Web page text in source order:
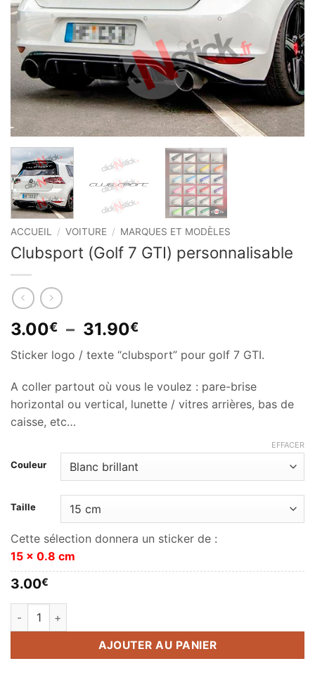
ACCUEIL / VOITURE / MARQUES ET MODÈLES
Clubsport (Golf 7 GTI) personnalisable
3.00€ – 31.90€Plage
prix :
3.00€
à
31.90€
Sticker logo / texte “clubsport” pour golf 7 GTI.
A coller partout où vous le voulez : pare-brise
horizontal ou vertical, lunette / vitres arrières, bas de
caisse, etc…
Couleur
Taille
EFFACER
Cette sélection donnera un sticker de :
15 x 0.8 cm
3.00€
quantité de Clubsport (Golf 7 GTI) personnalisable
AJOUTER AU PANIER